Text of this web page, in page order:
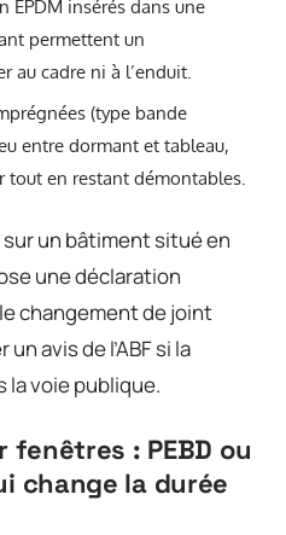
EPDM insérés dans une
permettent un
au cadre ni à l’enduit.
(type bande
entre dormant et tableau,
tout en restant démontables.
un bâtiment situé en
une déclaration
changement de joint
avis de l’ABF si la
voie publique.
fenêtres : PEBD ou
change la durée